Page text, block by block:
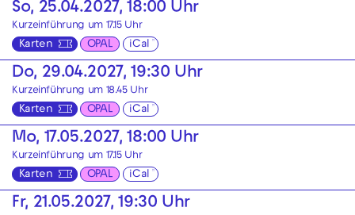
So, 25.04.2027, 18:00 Uhr
Kurzeinführung um 17.15 Uhr
Karten OPAL iCal
Do, 29.04.2027, 19:30 Uhr
Kurzeinführung um 18.45 Uhr
Karten OPAL iCal
Mo, 17.05.2027, 18:00 Uhr
Kurzeinführung um 17.15 Uhr
Karten OPAL iCal
Fr, 21.05.2027, 19:30 Uhr